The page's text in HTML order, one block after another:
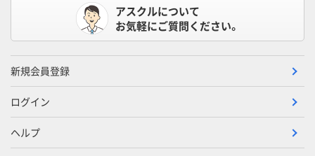
アスクルについて
お気軽にご質問ください。
新規会員登録
ログイン
ヘルプ